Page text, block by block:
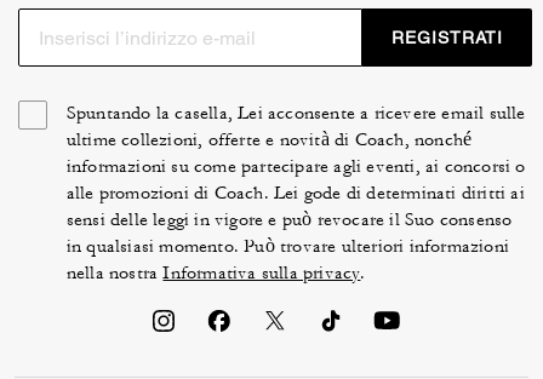
REGISTRATI
Spuntando la casella, Lei acconsente a ricevere email sulle
ultime collezioni, offerte e novità di Coach, nonché
informazioni su come partecipare agli eventi, ai concorsi o
alle promozioni di Coach. Lei gode di determinati diritti ai
sensi delle leggi in vigore e può revocare il Suo consenso
in qualsiasi momento. Può trovare ulteriori informazioni
nella nostraInformativa sulla privacy.